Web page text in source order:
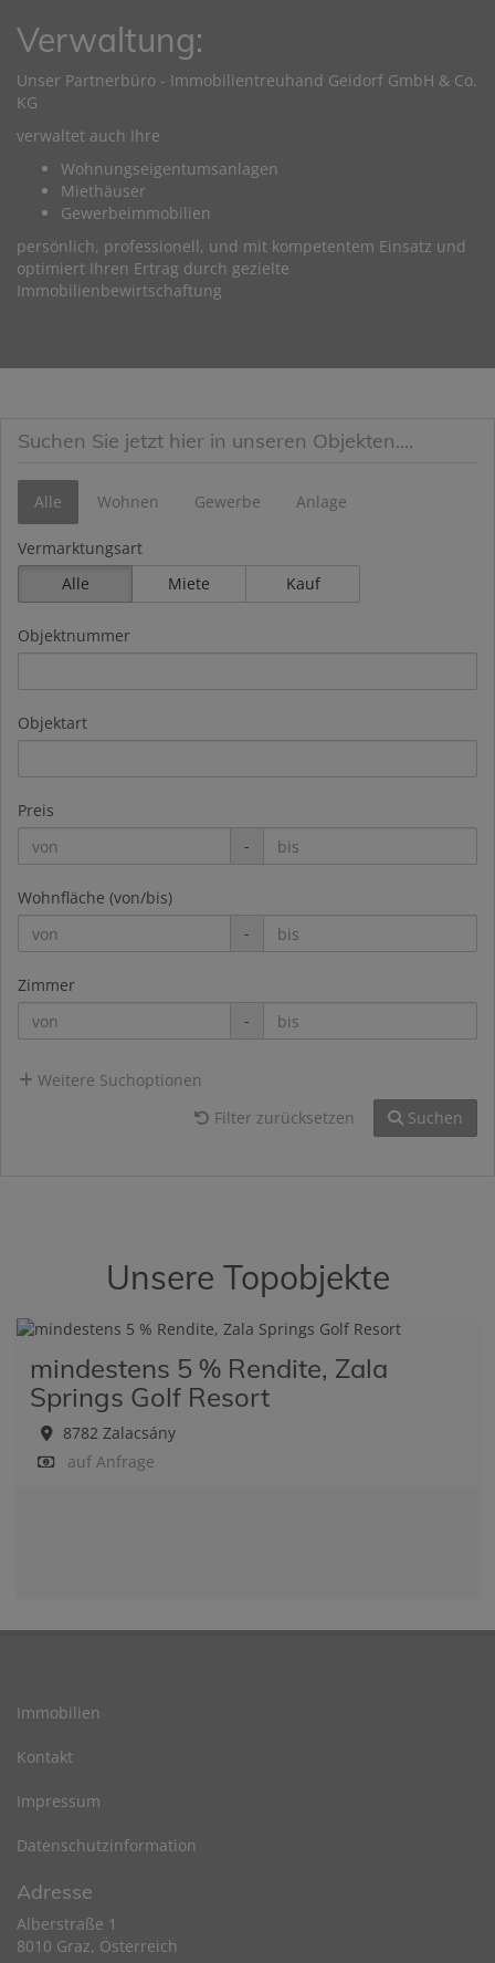
Verwaltung:
Unser Partnerbüro - Immobilientreuhand Geidorf GmbH & Co.
KG
verwaltet auch Ihre
Wohnungseigentumsanlagen
Miethäuser
Gewerbeimmobilien
persönlich, professionell, und mit kompetentem Einsatz und
optimiert Ihren Ertrag durch gezielte
Immobilienbewirtschaftung
Suchen Sie jetzt hier in unseren Objekten....
Alle Wohnen Gewerbe Anlage
Vermarktungsart
Alle
Miete Kauf
Objektnummer
Objektart
Preis
-
Wohnfläche (von/bis)
-
Zimmer
-
Weitere Suchoptionen
Filter zurücksetzen
Suchen
Unsere Topobjekte
mindestens 5 % Rendite, Zala
Springs Golf Resort
8782 Zalacsány
auf Anfrage
Immobilien
Kontakt
Impressum
Datenschutzinformation
Adresse
Alberstraße 1
8010 Graz, Österreich